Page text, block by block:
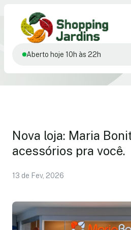
Aberto hoje 10h às 22h
Nova loja: Maria
acessórios pra você.
13 de Fev, 2026